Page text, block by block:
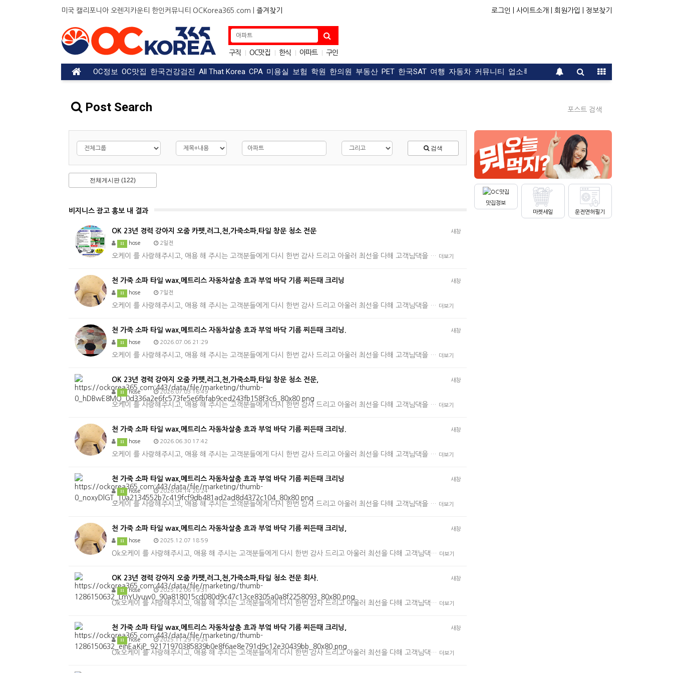
미국 캘리포니아 오렌지카운티 한인커뮤니티 OCKorea365.com | 즐겨찾기 로그인 | 사이트소개 | 회원가입 | 정보찾기
구직 OC맛집 한식 아파트 구인
| 자동차
OC정보 OC맛집 한국건강검진 All That Korea CPA 미용실 보험 학원 한의원 부동산 PET 한국SAT 여행 자동차 커뮤니티 업소록 운전면허 문의 광고
Post Search 포스트 검색
검색
전체게시판 (122)
비지니스 광고 홍보 내 결과
새창
OK 23년 경력 강아지 오줌 카펫,러그,천,가죽소파,타일 창문 청소 전문
11 hose 2일전
오케이 를 사랑해주시고, 애용 해 주시는 고객분들에게 다시 한번 감사 드리고 아울러 최선을 다해 고객님댁을 … 더보기
새창
천 가죽 소파 타일 wax,메트리스 자동차살충 효과 부엌 바닥 기름 찌든때 크리닝
11 hose 7일전
오케이 를 사랑해주시고, 애용 해 주시는 고객분들에게 다시 한번 감사 드리고 아울러 최선을 다해 고객님댁을 … 더보기
새창
천 가죽 소파 타일 wax,메트리스 자동차살충 효과 부엌 바닥 기름 찌든때 크리닝.
11 hose 2026.07.06 21:29
오케이 를 사랑해주시고, 애용 해 주시는 고객분들에게 다시 한번 감사 드리고 아울러 최선을 다해 고객님댁을 … 더보기
새창
OK 23년 경력 강아지 오줌 카펫,러그,천,가죽소파,타일 창문 청소 전문,
11 hose 2026.07.03 16:49
오케이 를 사랑해주시고, 애용 해 주시는 고객분들에게 다시 한번 감사 드리고 아울러 최선을 다해 고객님댁을 … 더보기
새창
천 가죽 소파 타일 wax,메트리스 자동차살충 효과 부엌 바닥 기름 찌든때 크리닝.
11 hose 2026.06.30 17:42
오케이 를 사랑해주시고, 애용 해 주시는 고객분들에게 다시 한번 감사 드리고 아울러 최선을 다해 고객님댁을 … 더보기
새창
천 가죽 소파 타일 wax,메트리스 자동차살충 효과 부엌 바닥 기름 찌든때 크리닝
11 hose 2026.04.14 20:24
오케이 를 사랑해주시고, 애용 해 주시는 고객분들에게 다시 한번 감사 드리고 아울러 최선을 다해 고객님댁을 … 더보기
새창
천 가죽 소파 타일 wax,메트리스 자동차살충 효과 부엌 바닥 기름 찌든때 크리닝,
11 hose 2025.12.07 18:59
Ok오케이 를 사랑해주시고, 애용 해 주시는 고객분들에게 다시 한번 감사 드리고 아울러 최선을 다해 고객님댁… 더보기
새창
OK 23년 경력 강아지 오줌 카펫,러그,천,가죽소파,타일 청소 전문 회사.
11 hose 2025.12.06 19:31
Ok오케이 를 사랑해주시고, 애용 해 주시는 고객분들에게 다시 한번 감사 드리고 아울러 최선을 다해 고객님댁… 더보기
새창
천 가죽 소파 타일 wax,메트리스 자동차살충 효과 부엌 바닥 기름 찌든때 크리닝,
11 hose 2025.11.29 19:24
Ok오케이 를 사랑해주시고, 애용 해 주시는 고객분들에게 다시 한번 감사 드리고 아울러 최선을 다해 고객님댁… 더보기
맛집정보
마켓세일
운전면허필기